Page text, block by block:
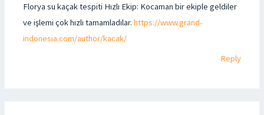
Florya su kaçak tespiti Hızlı Ekip: Kocaman bir ekiple geldiler
ve işlemi çok hızlı tamamladılar.https://www.grand-
indonesia.com/author/kacak/
Reply